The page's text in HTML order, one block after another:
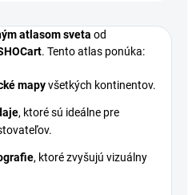
atlasom sveta od
. Tento atlas ponúka:
mapyvšetkých kontinentov.
, ktoré sú ideálne pre
, ktoré zvyšujú vizuálny